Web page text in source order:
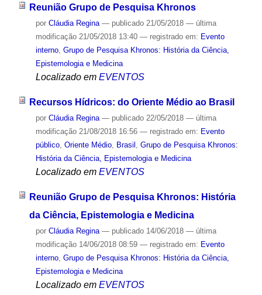
Reunião Grupo de Pesquisa Khronos
por Cláudia Regina — publicado21/05/2018 — última
modificação21/05/2018 13:40 — registrado em: Evento
interno, Grupo de Pesquisa Khronos: História da Ciência,
Epistemologia e Medicina
Localizado em EVENTOS
Recursos Hídricos: do Oriente Médio ao Brasil
por Cláudia Regina — publicado22/05/2018 — última
modificação21/08/2018 16:56 — registrado em: Evento
público, Oriente Médio, Brasil , Grupo de Pesquisa Khronos:
História da Ciência, Epistemologia e Medicina
Localizado em EVENTOS
Reunião Grupo de Pesquisa Khronos: História
da Ciência, Epistemologia e Medicina
por Cláudia Regina — publicado14/06/2018 — última
modificação14/06/2018 08:59 — registrado em: Evento
interno, Grupo de Pesquisa Khronos: História da Ciência,
Epistemologia e Medicina
Localizado em EVENTOS